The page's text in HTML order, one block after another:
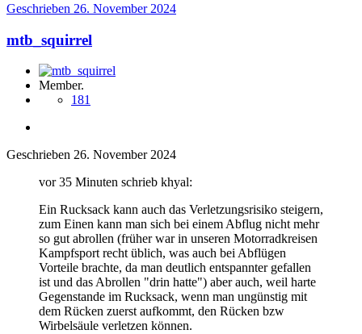
Geschrieben 26. November 2024
mtb_squirrel
Member.
181
Geschrieben 26. November 2024
vor 35 Minuten schrieb khyal:
Ein Rucksack kann auch das Verletzungsrisiko steigern,
zum Einen kann man sich bei einem Abflug nicht mehr
so gut abrollen (früher war in unseren Motorradkreisen
Kampfsport recht üblich, was auch bei Abflügen
Vorteile brachte, da man deutlich entspannter gefallen
ist und das Abrollen "drin hatte") aber auch, weil harte
Gegenstande im Rucksack, wenn man ungünstig mit
dem Rücken zuerst aufkommt, den Rücken bzw
Wirbelsäule verletzen können.